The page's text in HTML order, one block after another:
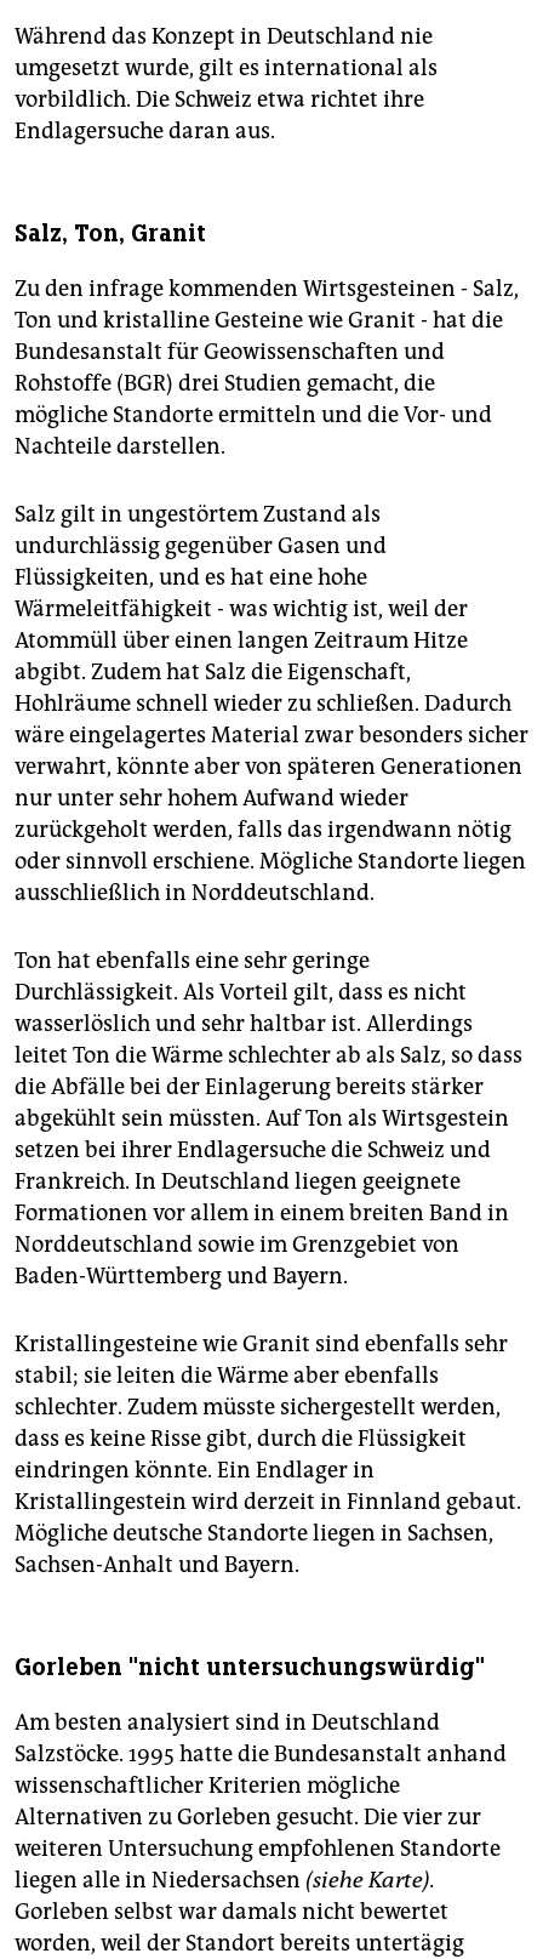
Während das Konzept in Deutschland nie
umgesetzt wurde, gilt es international als
vorbildlich. Die Schweiz etwa richtet ihre
Endlagersuche daran aus.
Salz, Ton, Granit
Zu den infrage kommenden Wirtsgesteinen - Salz,
Ton und kristalline Gesteine wie Granit - hat die
Bundesanstalt für Geowissenschaften und
Rohstoffe (BGR) drei Studien gemacht, die
mögliche Standorte ermitteln und die Vor- und
Nachteile darstellen.
Salz gilt in ungestörtem Zustand als
undurchlässig gegenüber Gasen und
Flüssigkeiten, und es hat eine hohe
Wärmeleitfähigkeit - was wichtig ist, weil der
Atommüll über einen langen Zeitraum Hitze
abgibt. Zudem hat Salz die Eigenschaft,
Hohlräume schnell wieder zu schließen. Dadurch
wäre eingelagertes Material zwar besonders sicher
verwahrt, könnte aber von späteren Generationen
nur unter sehr hohem Aufwand wieder
zurückgeholt werden, falls das irgendwann nötig
oder sinnvoll erschiene. Mögliche Standorte liegen
ausschließlich in Norddeutschland.
Ton hat ebenfalls eine sehr geringe
Durchlässigkeit. Als Vorteil gilt, dass es nicht
wasserlöslich und sehr haltbar ist. Allerdings
leitet Ton die Wärme schlechter ab als Salz, so dass
die Abfälle bei der Einlagerung bereits stärker
abgekühlt sein müssten. Auf Ton als Wirtsgestein
setzen bei ihrer Endlagersuche die Schweiz und
Frankreich. In Deutschland liegen geeignete
Formationen vor allem in einem breiten Band in
Norddeutschland sowie im Grenzgebiet von
Baden-Württemberg und Bayern.
Kristallingesteine wie Granit sind ebenfalls sehr
stabil; sie leiten die Wärme aber ebenfalls
schlechter. Zudem müsste sichergestellt werden,
dass es keine Risse gibt, durch die Flüssigkeit
eindringen könnte. Ein Endlager in
Kristallingestein wird derzeit in Finnland gebaut.
Mögliche deutsche Standorte liegen in Sachsen,
Sachsen-Anhalt und Bayern.
Gorleben "nicht untersuchungswürdig"
Am besten analysiert sind in Deutschland
Salzstöcke. 1995 hatte die Bundesanstalt anhand
wissenschaftlicher Kriterien mögliche
Alternativen zu Gorleben gesucht. Die vier zur
weiteren Untersuchung empfohlenen Standorte
liegen alle in Niedersachsen (siehe Karte).
Gorleben selbst war damals nicht bewertet
worden, weil der Standort bereits untertägig